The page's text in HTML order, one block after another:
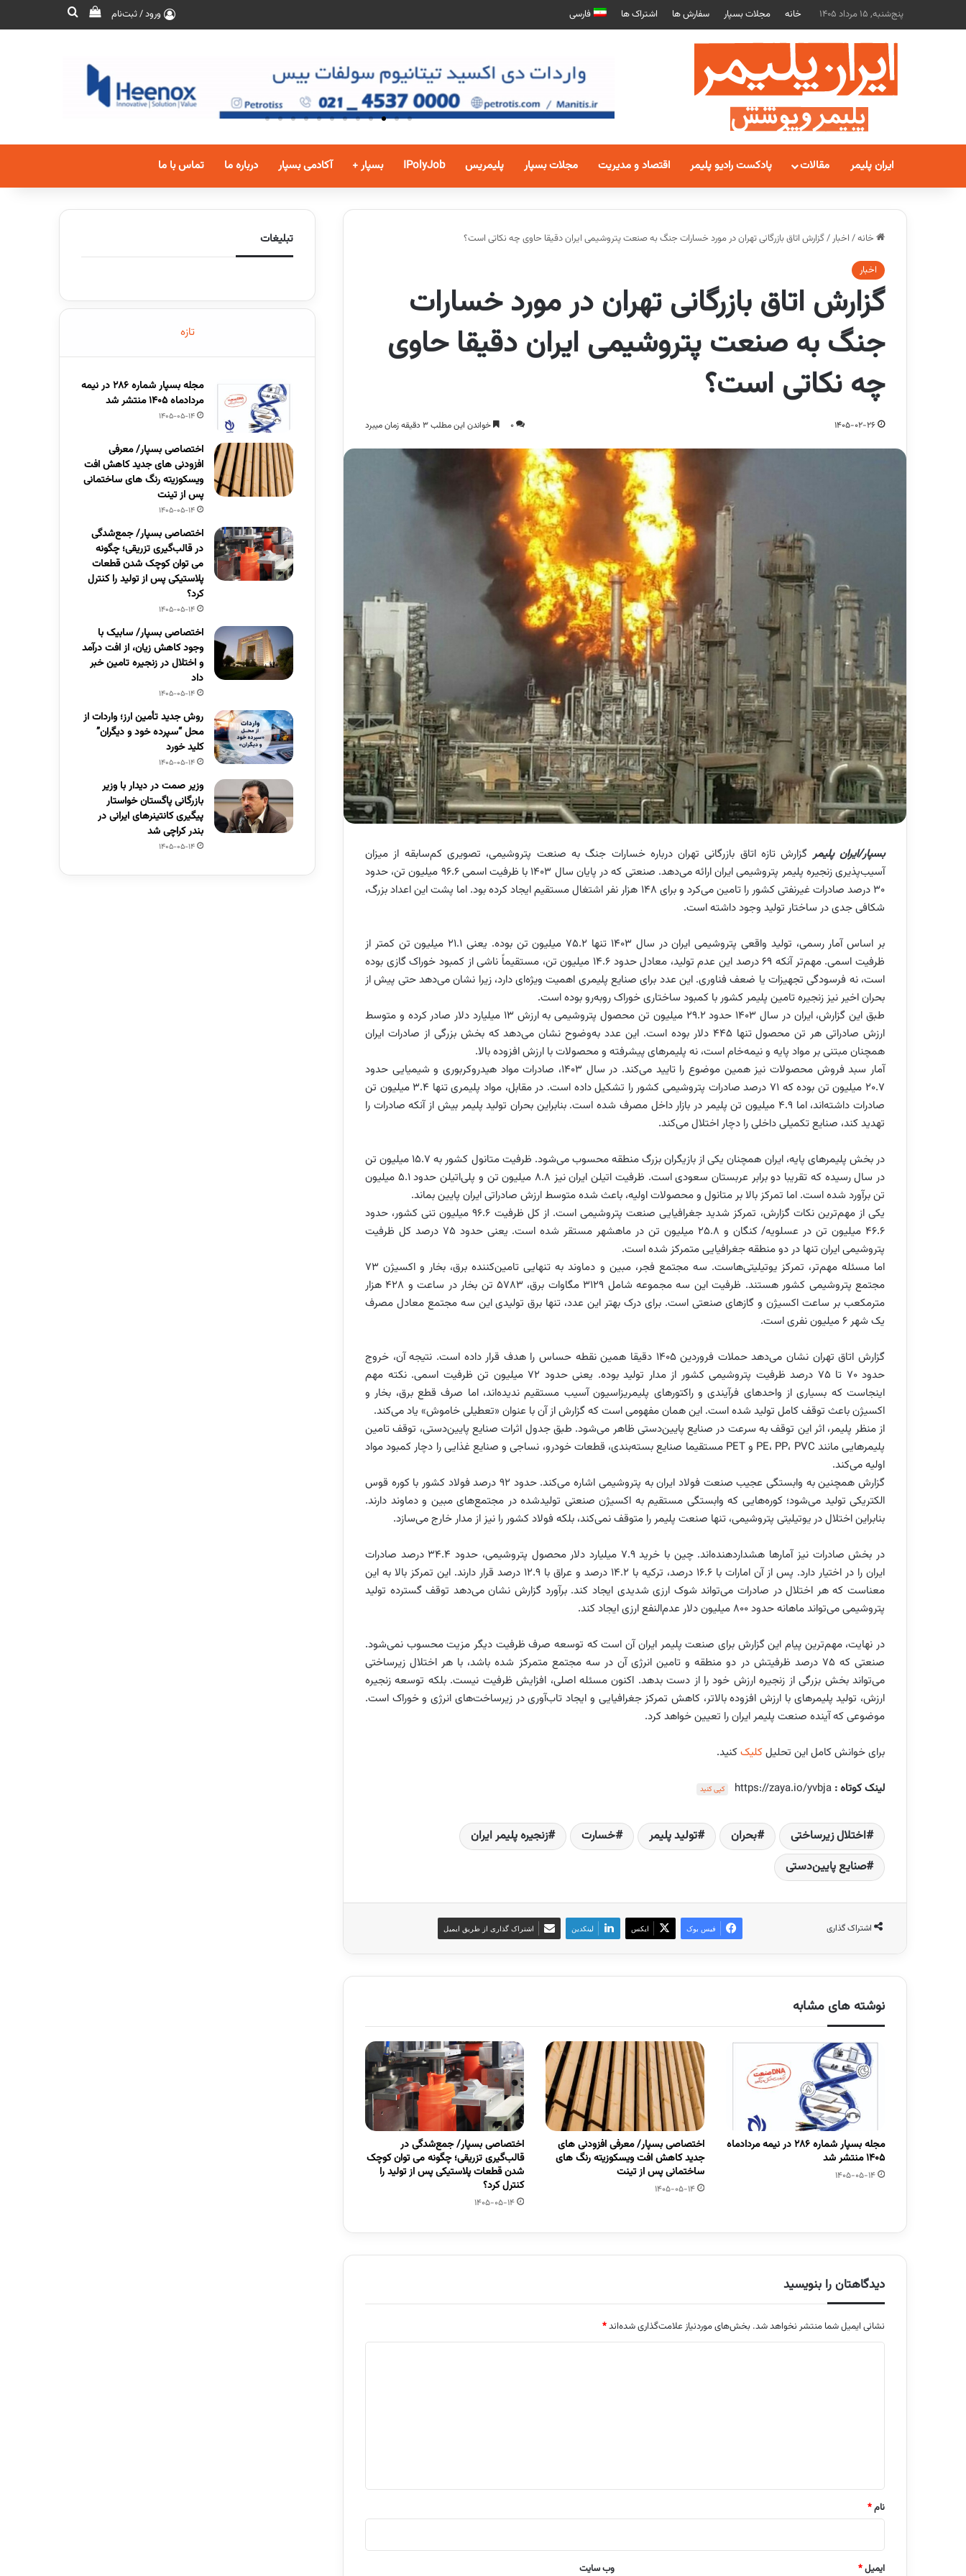
پنج‌شنبه, 15 مرداد 1405 خانه مجلات بسپار سفارش ها اشتراک ها فارسی ورود / ثبت‌نام
ایران پلیمر مقالات پادکست رادیو پلیمر اقتصاد و مدیریت مجلات بسپار پلیمریس IPolyJob بسپار + آکادمی بسپار درباره ما تماس با ما
خانه/ اخبار/گزارش اتاق بازرگانی تهران در مورد خسارات جنگ به صنعت پتروشیمی ایران دقیقا حاوی چه نکاتی است؟
اخبار
گزارش اتاق بازرگانی تهران در مورد خسارات
جنگ به صنعت پتروشیمی ایران دقیقا حاوی
چه نکاتی است؟
1405-02-26
0 خواندن این مطلب 3 دقیقه زمان میبرد
بسپار/ایران پلیمر گزارش تازه اتاق بازرگانی تهران درباره خسارات جنگ به صنعت پتروشیمی، تصویری کم‌سابقه از میزان
آسیب‌پذیری زنجیره پلیمر پتروشیمی ایران ارائه می‌دهد. صنعتی که در پایان سال ۱۴۰۳ با ظرفیت اسمی ۹۶.۶ میلیون تن، حدود
۳۰ درصد صادرات غیرنفتی کشور را تامین می‌کرد و برای ۱۴۸ هزار نفر اشتغال مستقیم ایجاد کرده بود. اما پشت این اعداد بزرگ،
شکافی جدی در ساختار تولید وجود داشته است.
بر اساس آمار رسمی، تولید واقعی پتروشیمی ایران در سال ۱۴۰۳ تنها ۷۵.۲ میلیون تن بوده. یعنی ۲۱.۱ میلیون تن کمتر از
ظرفیت اسمی. مهم‌تر آنکه ۶۹ درصد این عدم تولید، معادل حدود ۱۴.۶ میلیون تن، مستقیماً ناشی از کمبود خوراک گازی بوده
است، نه فرسودگی تجهیزات یا ضعف فناوری. این عدد برای صنایع پلیمری اهمیت ویژه‌ای دارد، زیرا نشان می‌دهد حتی پیش از
بحران اخیر نیز زنجیره تامین پلیمر کشور با کمبود ساختاری خوراک روبه‌رو بوده است.
طبق این گزارش، ایران در سال ۱۴۰۳ حدود ۲۹.۲ میلیون تن محصول پتروشیمی به ارزش ۱۳ میلیارد دلار صادر کرده و متوسط
ارزش صادراتی هر تن محصول تنها ۴۴۵ دلار بوده است. این عدد به‌وضوح نشان می‌دهد که بخش بزرگی از صادرات ایران
همچنان مبتنی بر مواد پایه و نیمه‌خام است، نه پلیمرهای پیشرفته و محصولات با ارزش افزوده بالا.
آمار سبد فروش محصولات نیز همین موضوع را تایید می‌کند. در سال ۱۴۰۳، صادرات مواد هیدروکربوری و شیمیایی حدود
۲۰.۷ میلیون تن بوده که ۷۱ درصد صادرات پتروشیمی کشور را تشکیل داده است. در مقابل، مواد پلیمری تنها ۳.۴ میلیون تن
صادرات داشته‌اند، اما ۴.۹ میلیون تن پلیمر در بازار داخل مصرف شده است. بنابراین بحران تولید پلیمر بیش از آنکه صادرات را
تهدید کند، صنایع تکمیلی داخلی را دچار اختلال می‌کند.
در بخش پلیمرهای پایه، ایران همچنان یکی از بازیگران بزرگ منطقه محسوب می‌شود. ظرفیت متانول کشور به ۱۵.۷ میلیون تن
در سال رسیده که تقریبا دو برابر عربستان سعودی است. ظرفیت اتیلن ایران نیز ۸.۸ میلیون تن و پلی‌اتیلن حدود ۵.۱ میلیون
تن برآورد شده است. اما تمرکز بالا بر متانول و محصولات اولیه، باعث شده متوسط ارزش صادراتی ایران پایین بماند.
یکی از مهم‌ترین نکات گزارش، تمرکز شدید جغرافیایی صنعت پتروشیمی است. از کل ظرفیت ۹۶.۶ میلیون تنی کشور، حدود
۴۶.۶ میلیون تن در عسلویه/ کنگان و ۲۵.۸ میلیون تن در ماهشهر مستقر شده است. یعنی حدود ۷۵ درصد کل ظرفیت
پتروشیمی ایران تنها در دو منطقه جغرافیایی متمرکز شده است.
اما مسئله مهم‌تر، تمرکز یوتیلیتی‌هاست. سه مجتمع فجر، مبین و دماوند به تنهایی تامین‌کننده برق، بخار و اکسیژن ۷۳
مجتمع پتروشیمی کشور هستند. ظرفیت این سه مجموعه شامل ۳۱۲۹ مگاوات برق، ۵۷۸۳ تن بخار در ساعت و ۴۲۸ هزار
مترمکعب بر ساعت اکسیژن و گازهای صنعتی است. برای درک بهتر این عدد، تنها برق تولیدی این سه مجتمع معادل مصرف
یک شهر ۶ میلیون نفری است.
گزارش اتاق تهران نشان می‌دهد حملات فروردین ۱۴۰۵ دقیقا همین نقطه حساس را هدف قرار داده است. نتیجه آن، خروج
حدود ۷۰ تا ۷۵ درصد ظرفیت پتروشیمی کشور از مدار تولید بوده. یعنی حدود ۷۲ میلیون تن ظرفیت اسمی. نکته مهم
اینجاست که بسیاری از واحدهای فرآیندی و راکتورهای پلیمریزاسیون آسیب مستقیم ندیده‌اند، اما صرف قطع برق، بخار و
اکسیژن باعث توقف کامل تولید شده است. این همان مفهومی است که گزارش از آن با عنوان «تعطیلی خاموش» یاد می‌کند.
از منظر پلیمر، اثر این توقف به سرعت در صنایع پایین‌دستی ظاهر می‌شود. طبق جدول اثرات صنایع پایین‌دستی، توقف تامین
پلیمرهایی مانند PE، PP، PVC و PET مستقیما صنایع بسته‌بندی، قطعات خودرو، نساجی و صنایع غذایی را دچار کمبود مواد
اولیه می‌کند.
گزارش همچنین به وابستگی عجیب صنعت فولاد ایران به پتروشیمی اشاره می‌کند. حدود ۹۲ درصد فولاد کشور با کوره قوس
الکتریکی تولید می‌شود؛ کوره‌هایی که وابستگی مستقیم به اکسیژن صنعتی تولیدشده در مجتمع‌های مبین و دماوند دارند.
بنابراین اختلال در یوتیلیتی پتروشیمی، تنها صنعت پلیمر را متوقف نمی‌کند، بلکه فولاد کشور را نیز از مدار خارج می‌سازد.
در بخش صادرات نیز آمارها هشداردهنده‌اند. چین با خرید ۷.۹ میلیارد دلار محصول پتروشیمی، حدود ۳۴.۴ درصد صادرات
ایران را در اختیار دارد. پس از آن امارات با ۱۶.۶ درصد، ترکیه با ۱۴.۲ درصد و عراق با ۱۲.۹ درصد قرار دارند. این تمرکز بالا به این
معناست که هر اختلال در صادرات می‌تواند شوک ارزی شدیدی ایجاد کند. برآورد گزارش نشان می‌دهد توقف گسترده تولید
پتروشیمی می‌تواند ماهانه حدود ۸۰۰ میلیون دلار عدم‌النفع ارزی ایجاد کند.
در نهایت، مهم‌ترین پیام این گزارش برای صنعت پلیمر ایران آن است که توسعه صرف ظرفیت دیگر مزیت محسوب نمی‌شود.
صنعتی که ۷۵ درصد ظرفیتش در دو منطقه و تامین انرژی آن در سه مجتمع متمرکز شده باشد، با هر اختلال زیرساختی
می‌تواند بخش بزرگی از زنجیره ارزش خود را از دست بدهد. اکنون مسئله اصلی، افزایش ظرفیت نیست. بلکه توسعه زنجیره
ارزش، تولید پلیمرهای با ارزش افزوده بالاتر، کاهش تمرکز جغرافیایی و ایجاد تاب‌آوری در زیرساخت‌های انرژی و خوراک است.
موضوعی که آینده صنعت پلیمر ایران را تعیین خواهد کرد.
برای خوانش کامل این تحلیلکلیککنید.
لینک کوتاه : https://zaya.io/yvbja کپی کنید
اختلال زیرساختی بحران تولید پلیمر خسارت
زنجیره پلیمر ایران
صنایع پایین‌دستی
اشتراک گذاری فیس بوک ایکس لینکدین اشتراک گذاری از طریق ایمیل
نوشته های مشابه
مجله بسپار شماره 286 در نیمه مردادماه
1405 منتشر شد
1405-05-14
اختصاصی بسپار/ معرفی افزودنی های
جدید کاهش افت ویسکوزیته رنگ های
ساختمانی پس از تینت
1405-05-14
اختصاصی بسپار/ جمع‌شدگی در
قالب‌گیری تزریقی؛ چگونه می توان کوچک
شدن قطعات پلاستیکی پس از تولید را
کنترل کرد؟
1405-05-14
دیدگاهتان را بنویسید
نشانی ایمیل شما منتشر نخواهد شد. بخش‌های موردنیاز علامت‌گذاری شده‌اند*
نام*
ایمیل* وب‌ سایت
تبلیغات
تازه
مجله بسپار شماره 286 در نیمه
مردادماه 1405 منتشر شد
1405-05-14
اختصاصی بسپار/ معرفی
افزودنی های جدید کاهش افت
ویسکوزیته رنگ های ساختمانی
پس از تینت
1405-05-14
اختصاصی بسپار/ جمع‌شدگی
در قالب‌گیری تزریقی؛ چگونه
می توان کوچک شدن قطعات
پلاستیکی پس از تولید را کنترل
کرد؟
1405-05-14
اختصاصی بسپار/ سابیک با
وجود کاهش زیان، از افت درآمد
و اختلال در زنجیره تامین خبر
داد
1405-05-14
روش جدید تأمین ارز؛ واردات از
محل “سپرده خود و دیگران”
کلید خورد
1405-05-14
وزیر صمت در دیدار با وزیر
بازرگانی پاگستان خواستار
پیگیری کانتینرهای ایرانی در
بندر کراچی شد
1405-05-14